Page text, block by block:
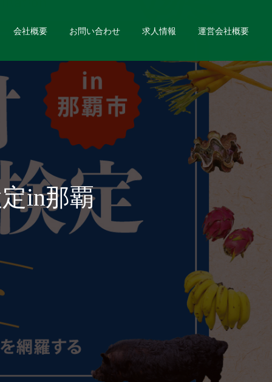
会社概要 お問い合わせ 求人情報 運営会社概要
in那覇